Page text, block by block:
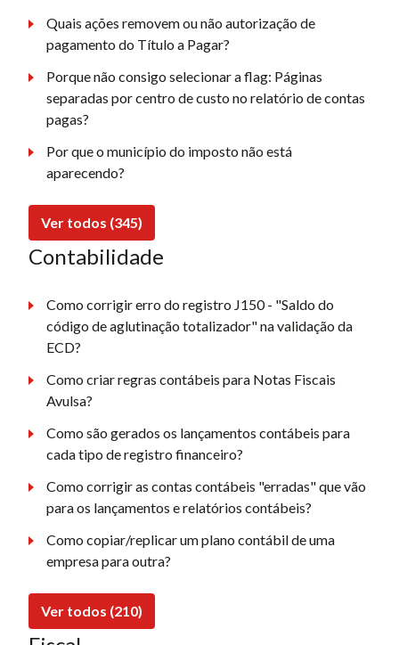
Quais ações removem ou não autorização de
pagamento do Título a Pagar?
Porque não consigo selecionar a flag: Páginas
separadas por centro de custo no relatório de contas
pagas?
Por que o município do imposto não está
aparecendo?
Ver todos (345)
Contabilidade
Como corrigir erro do registro J150 - "Saldo do
código de aglutinação totalizador" na validação da
ECD?
Como criar regras contábeis para Notas Fiscais
Avulsa?
Como são gerados os lançamentos contábeis para
cada tipo de registro financeiro?
Como corrigir as contas contábeis "erradas" que vão
para os lançamentos e relatórios contábeis?
Como copiar/replicar um plano contábil de uma
empresa para outra?
Ver todos (210)